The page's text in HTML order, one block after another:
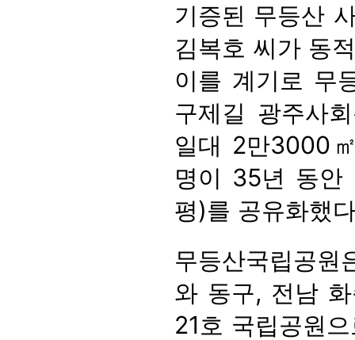
기증된 무등산
김복호 씨가 동
이를 계기로 무
구제길 광주사
일대 2만3000
명이 35년 동안
평)를 공유화했
무등산국립공
와 동구, 전남
21호 국립공원